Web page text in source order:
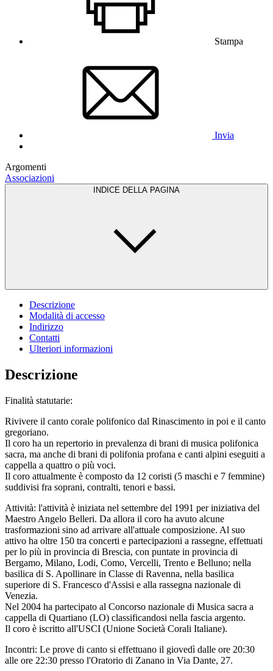
Stampa
Invia
Argomenti
Associazioni
INDICE DELLA PAGINA
Descrizione
Modalità di accesso
Indirizzo
Contatti
Ulteriori informazioni
Descrizione
Finalità statutarie:
Rivivere il canto corale polifonico dal Rinascimento in poi e il canto
gregoriano.
Il coro ha un repertorio in prevalenza di brani di musica polifonica
sacra, ma anche di brani di polifonia profana e canti alpini eseguiti a
cappella a quattro o più voci.
Il coro attualmente è composto da 12 coristi (5 maschi e 7 femmine)
suddivisi fra soprani, contralti, tenori e bassi.
Attività: l'attività è iniziata nel settembre del 1991 per iniziativa del
Maestro Angelo Belleri. Da allora il coro ha avuto alcune
trasformazioni sino ad arrivare all'attuale composizione. Al suo
attivo ha oltre 150 tra concerti e partecipazioni a rassegne, effettuati
per lo più in provincia di Brescia, con puntate in provincia di
Bergamo, Milano, Lodi, Como, Vercelli, Trento e Belluno; nella
basilica di S. Apollinare in Classe di Ravenna, nella basilica
superiore di S. Francesco d'Assisi e alla rassegna nazionale di
Venezia.
Nel 2004 ha partecipato al Concorso nazionale di Musica sacra a
cappella di Quartiano (LO) classificandosi nella fascia argento.
Il coro è iscritto all'USCI (Unione Società Corali Italiane).
Incontri: Le prove di canto si effettuano il giovedì dalle ore 20:30
alle ore 22:30 presso l'Oratorio di Zanano in Via Dante, 27.